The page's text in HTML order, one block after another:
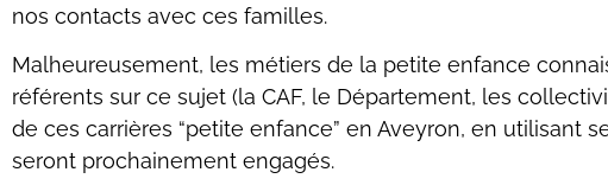
nos contacts avec ces familles.
Malheureusement, les métiers de la petite enfance
référents sur ce sujet (la CAF, le Département, les
de ces carrières “petite enfance” en Aveyron, en utilisant
seront prochainement engagés.